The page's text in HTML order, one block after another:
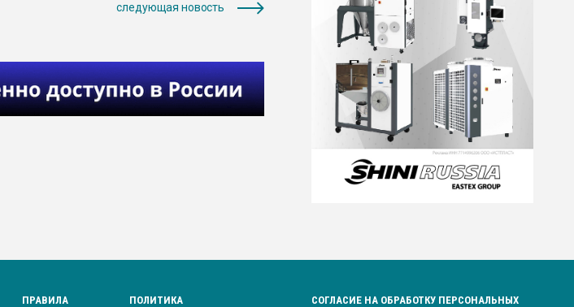
следующая новость
ПРАВИЛА
ПОЛИТИКА
СОГЛАСИЕ НА ОБРАБОТКУ ПЕРСОНАЛЬНЫХ